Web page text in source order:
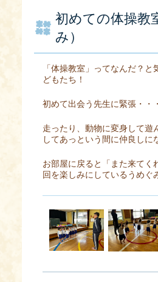
初めての体操
み）
「体操教室」ってなんだ？と
どもたち！
初めて出会う先生に緊張・・
走ったり、動物に変身して遊
してあっという間に仲良しに
お部屋に戻ると「また来てく
回を楽しみにしているうめぐ